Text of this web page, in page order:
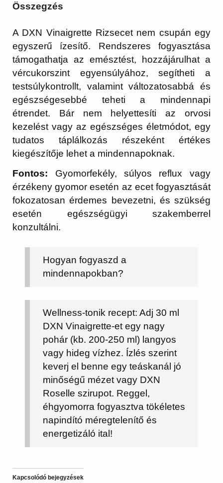
Összegzés
A DXN Vinaigrette Rizsecet nem csupán egy
egyszerű ízesítő. Rendszeres fogyasztása
támogathatja az emésztést, hozzájárulhat a
vércukorszint egyensúlyához, segítheti a
testsúlykontrollt, valamint változatosabbá és
egészségesebbé teheti a mindennapi
étrendet. Bár nem helyettesíti az orvosi
kezelést vagy az egészséges életmódot, egy
tudatos táplálkozás részeként értékes
kiegészítője lehet a mindennapoknak.
Fontos: Gyomorfekély, súlyos reflux vagy
érzékeny gyomor esetén az ecet fogyasztását
fokozatosan érdemes bevezetni, és szükség
esetén egészségügyi szakemberrel
konzultálni.
Hogyan fogyaszd a
mindennapokban?
Wellness-tonik recept: Adj 30 ml
DXN Vinaigrette-et egy nagy
pohár (kb. 200-250 ml) langyos
vagy hideg vízhez. Ízlés szerint
keverj el benne egy teáskanál jó
minőségű mézet vagy DXN
Roselle szirupot. Reggel,
éhgyomorra fogyasztva tökéletes
napindító méregtelenítő és
energetizáló ital!
Kapcsolódó bejegyzések